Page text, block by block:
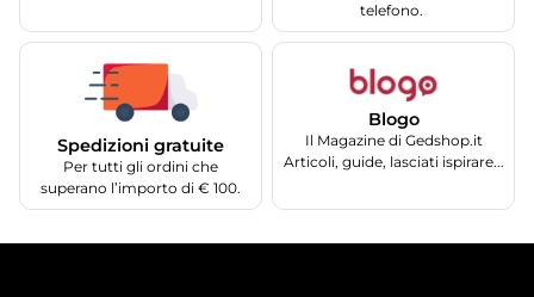
telefono.
Spedizioni gratuite
Per tutti gli ordini che
superano l’importo di € 100.
Blogo
Il Magazine di Gedshop.it
Articoli, guide, lasciati ispirare...